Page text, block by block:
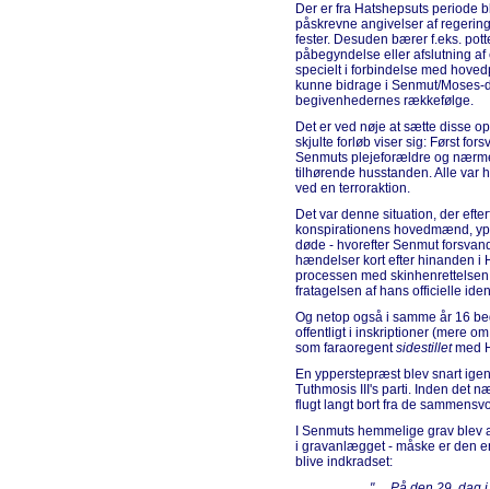
Der er fra Hatshepsuts periode
påskrevne angivelser af
fester. Desuden bærer f.eks.
påbegyndelse eller afslutning
specielt i forbindelse med
kunne bidrage i Senmut/
begivenhedernes rækkefølge.
Det er ved nøje at sætte disse
skjulte forløb viser sig: Først
Senmuts plejeforældre og
tilhørende husstanden. Alle var
ved en terroraktion.
Det var denne situation, der
konspirationens hovedmænd,
døde - hvorefter Senmut
hændelser kort efter hinanden i
processen med
fratagelsen af hans officielle
Og netop også i samme år 16
offentligt i inskriptioner (mere
som faraoregentsidestilletmed
En ypperstepræst blev snart
Tuthmosis III's parti. Inden det
flugt langt bort fra de
I Senmuts hemmelige grav
i gravanlægget - måske er den
blive indkradset: